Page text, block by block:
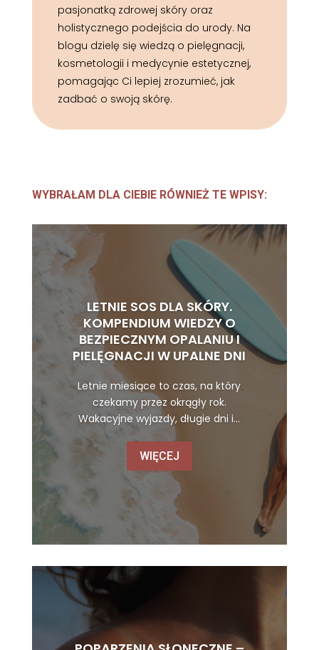
pasjonatką zdrowej skóry oraz
holistycznego podejścia do urody. Na
blogu dzielę się wiedzą o pielęgnacji,
kosmetologii i medycynie estetycznej,
pomagając Ci lepiej zrozumieć, jak
zadbać o swoją skórę.
WYBRAŁAM DLA CIEBIE RÓWNIEŻ TE WPISY:
LETNIE SOS DLA SKÓRY.
KOMPENDIUM WIEDZY O
BEZPIECZNYM OPALANIU I
PIELĘGNACJI W UPALNE DNI
Letnie miesiące to czas, na który
czekamy przez okrągły rok.
Wakacyjne wyjazdy, długie dni i...
WIĘCEJ